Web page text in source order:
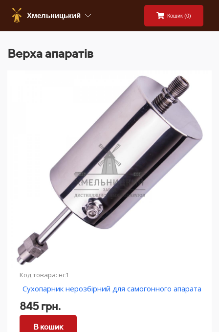
Хмельницький Кошик (0)
Верха апаратів
Код товара: нс1
Сухопарник нерозбірний для самогонного апарата
845 грн.
В кошик